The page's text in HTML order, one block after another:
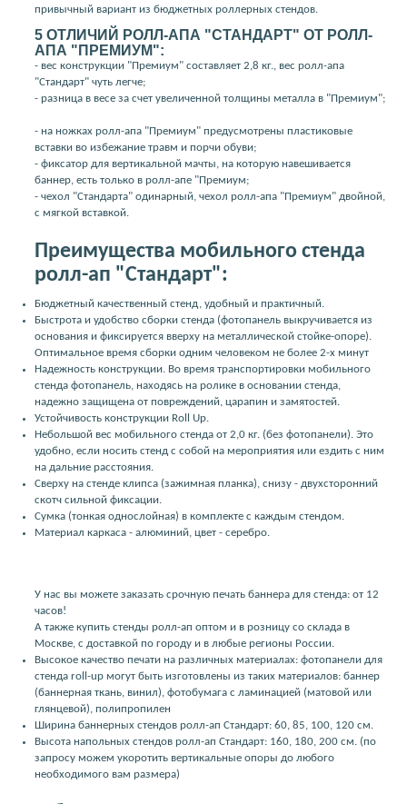
привычный вариант из бюджетных роллерных стендов.
5 ОТЛИЧИЙ РОЛЛ-АПА "СТАНДАРТ" ОТ РОЛЛ-
АПА "ПРЕМИУМ":
- вес конструкции "Премиум" составляет 2,8 кг., вес ролл-апа
"Стандарт" чуть легче;
- разница в весе за счет увеличенной толщины металла в "Премиум";
- на ножках ролл-апа "Премиум" предусмотрены пластиковые
вставки во избежание травм и порчи обуви;
- фиксатор для вертикальной мачты, на которую навешивается
баннер, есть только в ролл-апе "Премиум;
- чехол "Стандарта" одинарный, чехол ролл-апа "Премиум" двойной,
с мягкой вставкой.
Преимущества мобильного стенда
ролл-ап "Стандарт":
Бюджетный качественный стенд, удобный и практичный.
Быстрота и удобство сборки стенда (фотопанель выкручивается из
основания и фиксируется вверху на металлической стойке-опоре).
Оптимальное время сборки одним человеком не более 2-х минут
Надежность конструкции. Во время транспортировки мобильного
стенда фотопанель, находясь на ролике в основании стенда,
надежно защищена от повреждений, царапин и замятостей.
Устойчивость конструкции Roll Up.
Небольшой вес мобильного стенда от 2,0 кг. (без фотопанели). Это
удобно, если носить стенд с собой на мероприятия или ездить с ним
на дальние расстояния.
Сверху на стенде клипса (зажимная планка), снизу - двухсторонний
скотч сильной фиксации.
Сумка (тонкая однослойная) в комплекте с каждым стендом.
Материал каркаса - алюминий, цвет - серебро.
У нас вы можете заказать срочную печать баннера для стенда: от 12
часов!
А также купить стенды ролл-ап оптом и в розницу со склада в
Москве, с доставкой по городу и в любые регионы России.
Высокое качество печати на различных материалах: фотопанели для
стенда roll-up могут быть изготовлены из таких материалов: баннер
(баннерная ткань, винил), фотобумага с ламинацией (матовой или
глянцевой), полипропилен
Ширина баннерных стендов ролл-ап Стандарт: 60, 85, 100, 120 см.
Высота напольных стендов ролл-ап Стандарт: 160, 180, 200 см. (по
запросу можем укоротить вертикальные опоры до любого
необходимого вам размера)